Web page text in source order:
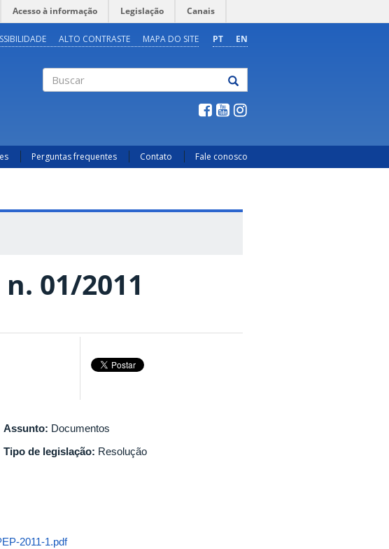
Acesso à informação Legislação Canais
PT EN
ALTO CONTRASTE MAPA DO SITE
Perguntas frequentes Contato Fale conosco
01/2011
Assunto: Documentos
Tipo de legislação: Resolução
2011-1.pdf